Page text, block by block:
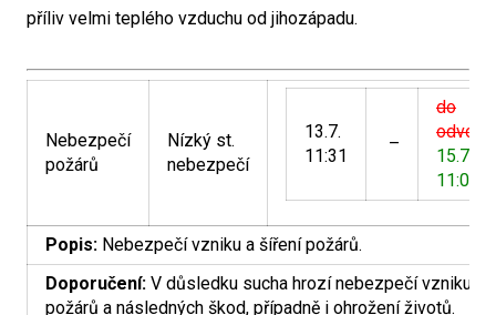
příliv velmi teplého vzduchu od jihozápadu.
Nebezpečí
požárů
Nízký st.
nebezpečí
13.7.
11:31
–
do
15.7.
11:00
Popis: Nebezpečí vzniku a šíření požárů.
Doporučení: V důsledku sucha hrozí nebezpečí vzniku
požárů a následných škod, případně i ohrožení životů.